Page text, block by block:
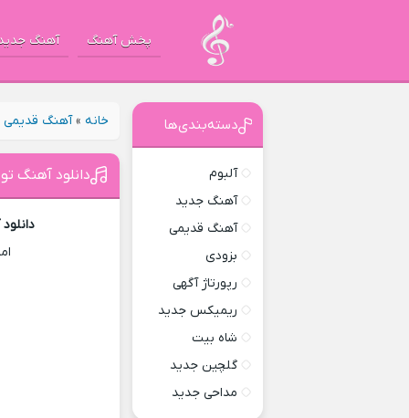
پخش آهنگ آهنگ
خانه »آهنگ قدیمی
دانلود آهنگ
دسته‌بندی‌ها
آلبوم
آهنگ جدید
آهنگ قدیمی
بزودی
رپورتاژ آگهی
ریمیکس جدید
شاه بیت
گلچین جدید
مداحی جدید